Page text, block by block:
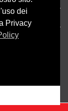
dei
Privacy